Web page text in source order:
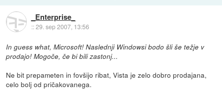
_Enterprise_
::29. sep 2007, 13:56
In guess what, Microsoft! Naslednji Windowsi bodo šli še težje v
prodajo! Mogoče, če bi bili zastonj...
Ne bit prepameten in fovšijo ribat, Vista je zelo dobro prodajana,
celo bolj od pričakovanega.